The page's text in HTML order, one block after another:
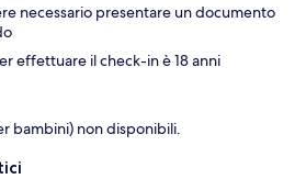
necessario presentare un documento
effettuare il check-in è 18 anni
bambini) non disponibili.